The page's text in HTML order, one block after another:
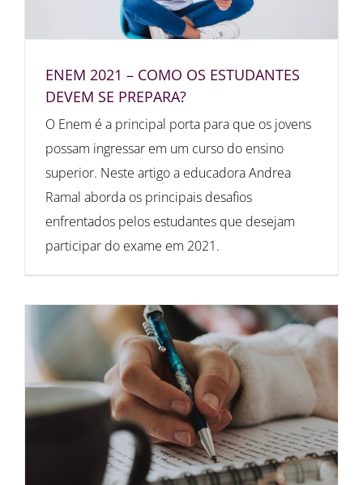
ENEM 2021 – COMO OS ESTUDANTES
DEVEM SE PREPARA?
O Enem é a principal porta para que os jovens
possam ingressar em um curso do ensino
superior. Neste artigo a educadora Andrea
Ramal aborda os principais desafios
enfrentados pelos estudantes que desejam
participar do exame em 2021.